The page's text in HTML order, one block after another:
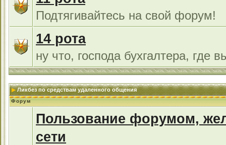
Подтягивайтесь на свой форум!
14 рота
ну что, господа бухгалтера, где
Ликбез по средствам удаленного общения
Форум
Пользование форумом,
сети